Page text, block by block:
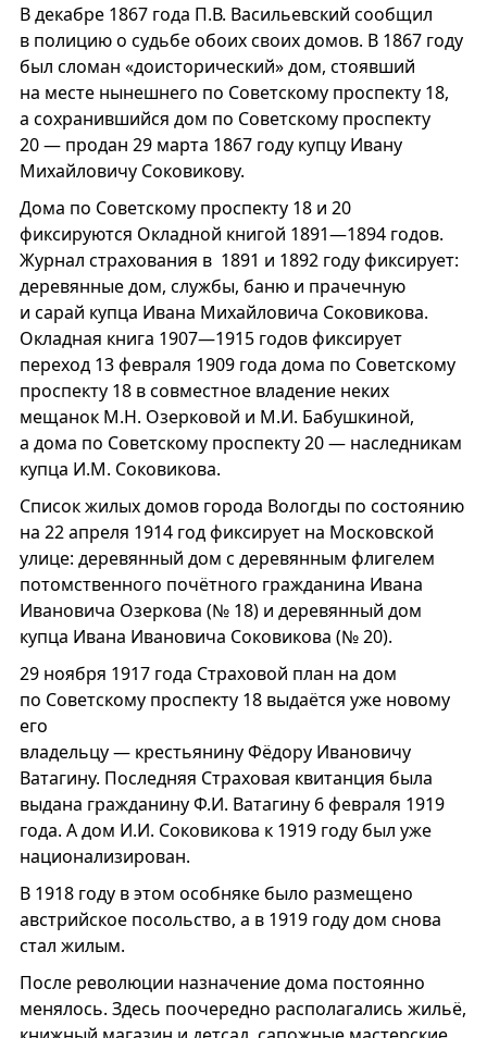
В декабре 1867 года П.В. Васильевский сообщил
в полицию о судьбе обоих своих домов. В 1867 году
был сломан «доисторический» дом, стоявший
на месте нынешнего по Советскому проспекту 18,
а сохранившийся дом по Советскому проспекту
20 — продан 29 марта 1867 году купцу Ивану
Михайловичу Соковикову.
Дома по Советскому проспекту 18 и 20
фиксируются Окладной книгой 1891—1894 годов.
Журнал страхования в 1891 и 1892 году фиксирует:
деревянные дом, службы, баню и прачечную
и сарай купца Ивана Михайловича Соковикова.
Окладная книга 1907—1915 годов фиксирует
переход 13 февраля 1909 года дома по Советскому
проспекту 18 в совместное владение неких
мещанок М.Н. Озерковой и М.И. Бабушкиной,
а дома по Советскому проспекту 20 — наследникам
купца И.М. Соковикова.
Список жилых домов города Вологды по состоянию
на 22 апреля 1914 год фиксирует на Московской
улице: деревянный дом с деревянным флигелем
потомственного почётного гражданина Ивана
Ивановича Озеркова (№ 18) и деревянный дом
купца Ивана Ивановича Соковикова (№ 20).
29 ноября 1917 года Страховой план на дом
по Советскому проспекту 18 выдаётся уже новому
его
владельцу — крестьянину Фёдору Ивановичу
Ватагину. Последняя Страховая квитанция была
выдана гражданину Ф.И. Ватагину 6 февраля 1919
года. А дом И.И. Соковикова к 1919 году был уже
национализирован.
В 1918 году в этом особняке было размещено
австрийское посольство, а в 1919 году дом снова
стал жилым.
После революции назначение дома постоянно
менялось. Здесь поочередно располагались жильё,